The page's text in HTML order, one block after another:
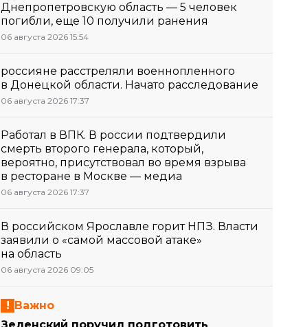
Днепропетровскую область — 5 человек
погибли, еще 10 получили ранения
06 августа 2026 15:54
россияне расстреляли военнопленного
в Донецкой области. Начато расследование
06 августа 2026 17:37
Работал в ВПК. В россии подтвердили
смерть второго генерала, который,
вероятно, присутствовал во время взрыва
в ресторане в Москве — медиа
06 августа 2026 17:37
В российском Ярославле горит НПЗ. Власти
заявили о «самой массовой атаке»
на область
06 августа 2026 09:05
Важно